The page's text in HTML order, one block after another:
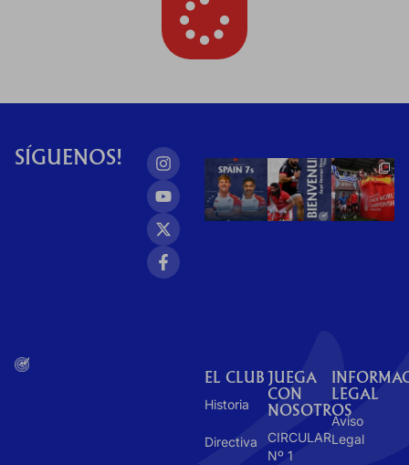
SÍGUENOS!
EL CLUB
Historia
Directiva
JUEGA
CON
NOSOTROS
CIRCULAR
Nº 1
LEGAL
Aviso
Legal